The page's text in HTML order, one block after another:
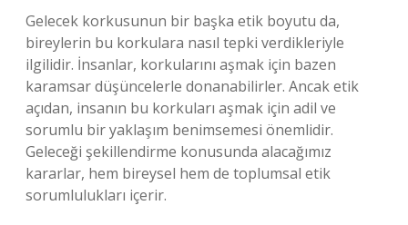
Gelecek korkusunun bir başka etik boyutu da,
bireylerin bu korkulara nasıl tepki verdikleriyle
ilgilidir. İnsanlar, korkularını aşmak için bazen
karamsar düşüncelerle donanabilirler. Ancak etik
açıdan, insanın bu korkuları aşmak için adil ve
sorumlu bir yaklaşım benimsemesi önemlidir.
Geleceği şekillendirme konusunda alacağımız
kararlar, hem bireysel hem de toplumsal etik
sorumlulukları içerir.